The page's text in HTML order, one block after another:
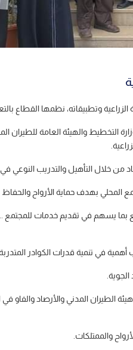
وتطبيقاته، نظمها القطاع
الأمن الغذائي بوزارة التخطيط والهيئة
خلال التأهيل والتدريب النوعي في
المحلي بهدف حماية الأرواح
في تقديم خدمات للمجتمع ..
في تنمية قدرات الكوادر المتدربة
المدني والأرصاد والفاو في
والممتلكات.